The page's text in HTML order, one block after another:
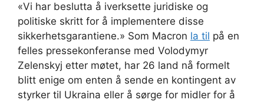
«Vi har beslutta å iverksette juridiske og
politiske skritt for å implementere disse
sikkerhetsgarantiene.» Som Macron la til på en
felles pressekonferanse med Volodymyr
Zelenskyj etter møtet, har 26 land nå formelt
blitt enige om enten å sende en kontingent av
styrker til Ukraina eller å sørge for midler for å